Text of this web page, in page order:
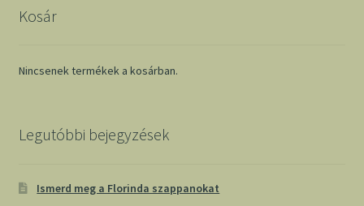
Kosár
Nincsenek termékek a kosárban.
Legutóbbi bejegyzések
Ismerd meg a Florinda szappanokat